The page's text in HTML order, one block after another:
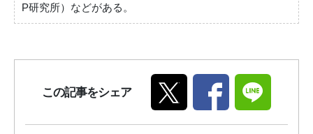
P研究所）などがある。
この記事をシェア